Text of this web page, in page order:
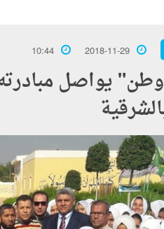
2018-11-29
10:44
يواصل